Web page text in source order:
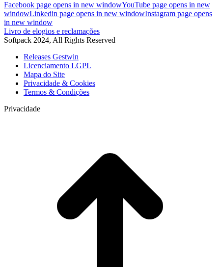
Facebook page opens in new windowYouTube page opens in new
windowLinkedin page opens in new windowInstagram page opens
in new window
Livro de elogios e reclamações
Softpack 2024, All Rights Reserved
Releases Gestwin
Licenciamento LGPL
Mapa do Site
Privacidade & Cookies
Termos & Condições
Privacidade